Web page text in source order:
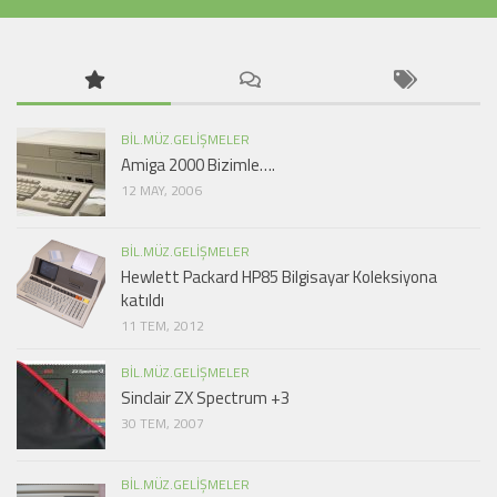
BIL.MÜZ.GELIŞMELER
Amiga 2000 Bizimle….
12 MAY, 2006
BIL.MÜZ.GELIŞMELER
Hewlett Packard HP85 Bilgisayar Koleksiyona
katıldı
11 TEM, 2012
BIL.MÜZ.GELIŞMELER
Sinclair ZX Spectrum +3
30 TEM, 2007
BIL.MÜZ.GELIŞMELER